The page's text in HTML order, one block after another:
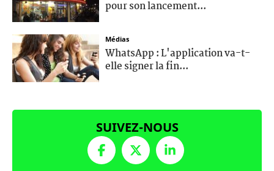
pour son lancement...
Médias
WhatsApp : L'application va-t-
elle signer la fin...
SUIVEZ-NOUS